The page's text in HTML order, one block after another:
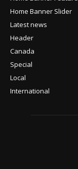
Home Banner Slider
Latest news
Header
Canada
Special
Local
International